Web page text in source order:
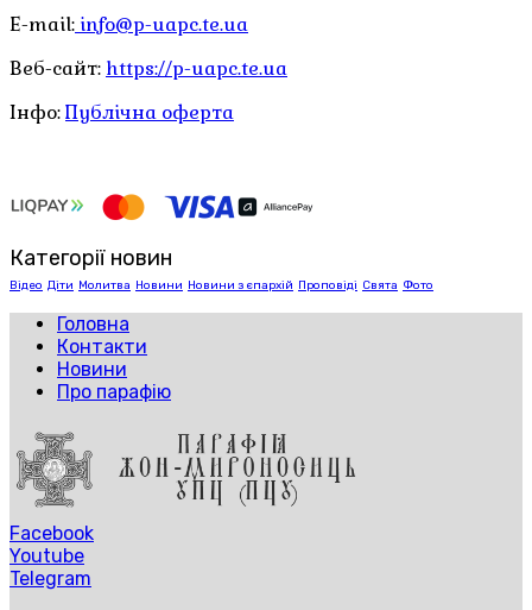
E-mail: info@p-uapc.te.ua
Веб-сайт: https://p-uapc.te.ua
Інфо:Публічна оферта
Категорії новин
Відео Діти Молитва Новини Новини з єпархій Проповіді Свята Фото
Головна
Контакти
Новини
Про парафію
Facebook
Youtube
Telegram